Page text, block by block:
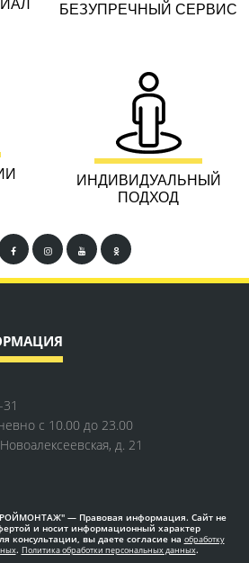
БЕЗУПРЕЧНЫЙ СЕРВИС
ИНДИВИДУАЛЬНЫЙ
ПОДХОД
с 10.00 до 23.00
д. 21
— Правовая информация. Сайт не
и носит информационный характер
консультации, вы даете согласие на обработку
. Политика обработки персональных данных.